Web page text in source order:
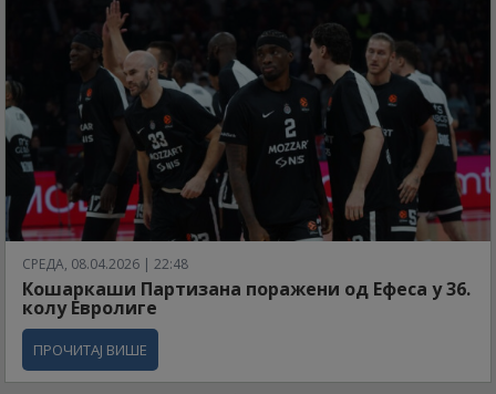
СРЕДА, 08.04.2026 | 22:48
Кошаркаши Партизана поражени од Ефеса у 36.
колу Евролиге
ПРОЧИТАЈ ВИШЕ